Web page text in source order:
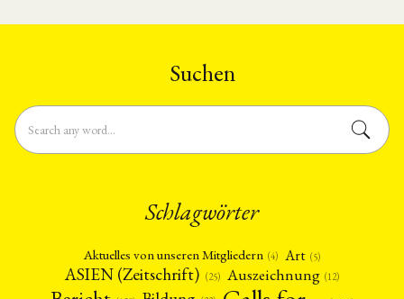
Suchen
Schlagwörter
Aktuelles von unseren Mitgliedern (4) Art (5)
ASIEN (Zeitschrift) (25) Auszeichnung (12)